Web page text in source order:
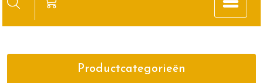
Productcategorieën